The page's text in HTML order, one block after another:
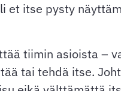
et itse pysty
tiimin asioista –
tai tehdä itse.